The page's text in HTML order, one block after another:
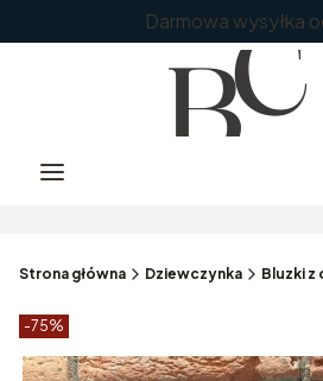
Darmowa wysyłka
Menu
Strona główna Dziewczynka Bluzki z
Etykiety produktu
-75%